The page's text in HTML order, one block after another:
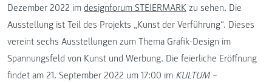
Dezember 2022 im designforum STEIERMARK zu sehen. Die
Ausstellung ist Teil des Projekts „Kunst der Verführung“. Dieses
vereint sechs Ausstellungen zum Thema Grafik-Design im
Spannungsfeld von Kunst und Werbung. Die feierliche Eröffnung
findet am 21. September 2022 um 17:00 im KULTUM −